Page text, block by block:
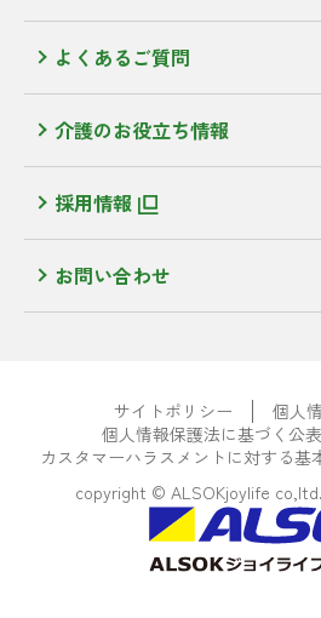
よくあるご質問
介護のお役立ち情報
採用情報
お問い合わせ
サイトポリシー
個人
個人情報保護法に基づく公
カスタマーハラスメントに対する基
copyright © ALSOKjoylife